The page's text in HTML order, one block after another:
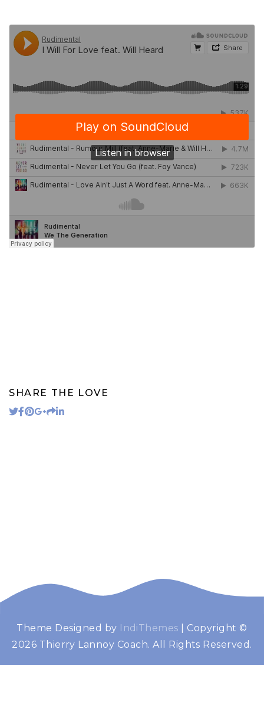
SHARE THE LOVE
Theme Designed by IndiThemes
Copyright ©
2026 Thierry Lannoy Coach. All Rights Reserved.
Thierry Lannoy
Coach
Booster de performance